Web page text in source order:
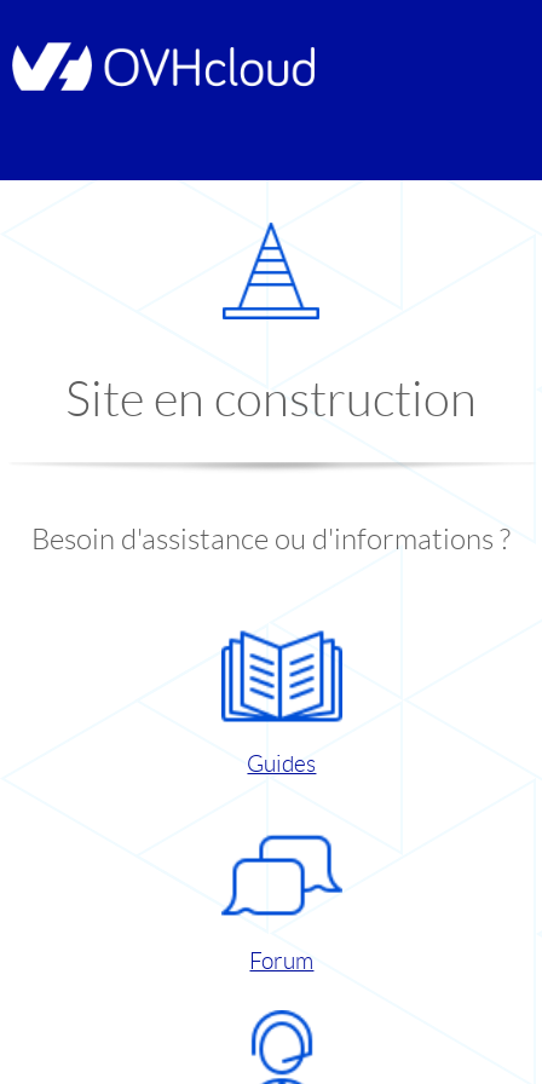
Site en construction
Besoin d'assistance ou d'informations ?
Guides
Forum